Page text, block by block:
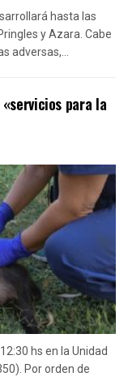
hasta las
y Azara. Cabe
adversas,...
«servicios para la
hs en la Unidad
Por orden de